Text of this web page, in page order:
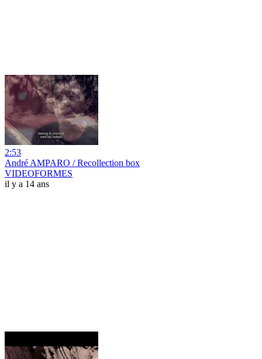
2:53
André AMPARO / Recollection box
VIDEOFORMES
il y a 14 ans